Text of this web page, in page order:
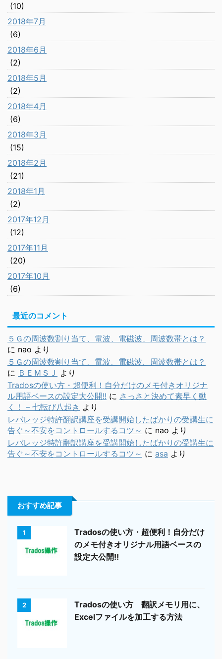
(10)
2018年7月
(6)
2018年6月
(2)
2018年5月
(2)
2018年4月
(6)
2018年3月
(15)
2018年2月
(21)
2018年1月
(2)
2017年12月
(12)
2017年11月
(20)
2017年10月
(6)
最近のコメント
５Ｇの周波数割り当て、電波、電磁波、周波数帯とは？
に nao より
５Ｇの周波数割り当て、電波、電磁波、周波数帯とは？
に ＢＥＭＳＪ より
Tradosの使い方・超便利！自分だけのメモ付きオリジナ
ル用語ベースの設定大公開!! に さっさと決めて素早く動
く！ – 七転び八起き より
レバレッジ特許翻訳講座を受講開始したばかりの受講生に
告ぐ～不安をコントロールするコツ～ に nao より
レバレッジ特許翻訳講座を受講開始したばかりの受講生に
告ぐ～不安をコントロールするコツ～ に asa より
おすすめ記事
1
Tradosの使い方・超便利！自分だけ
のメモ付きオリジナル用語ベースの
設定大公開!!
2
Tradosの使い方 翻訳メモリ用に、
Excelファイルを加工する方法